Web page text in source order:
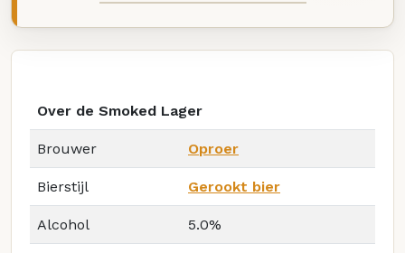
Over de Smoked Lager
Brouwer Oproer
Bierstijl Gerookt bier
Alcohol 5.0%